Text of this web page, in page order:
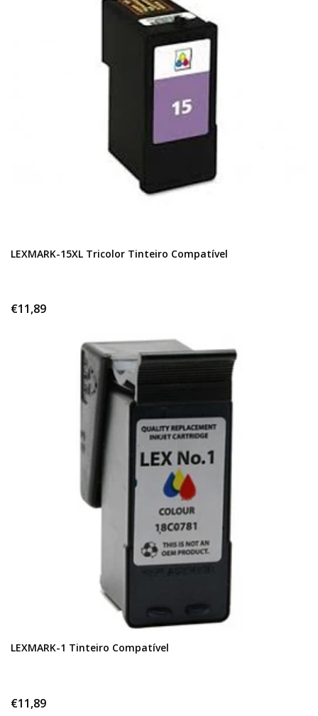
LEXMARK-15XL Tricolor Tinteiro Compatível
€11,89
LEXMARK-1 Tinteiro Compatível
€11,89